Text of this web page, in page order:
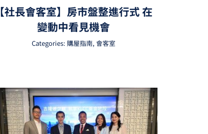
【社長會客室】房市盤整進行式 在
變動中看見機會
Categories: 購屋指南, 會客室